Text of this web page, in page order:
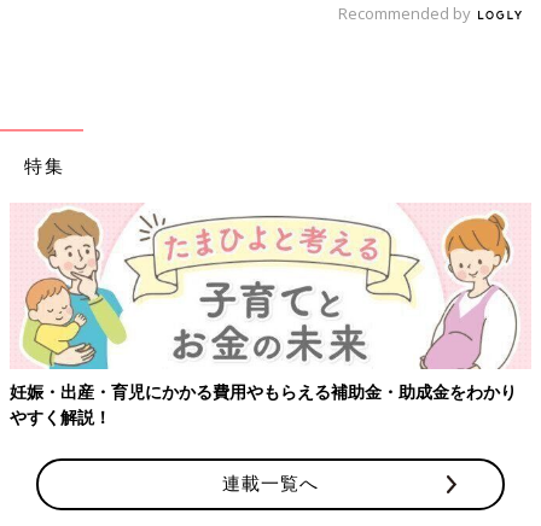
Recommended by
特集
妊娠・出産・育児にかかる費用やもらえる補助金・助成金をわかり
やすく解説！
連載一覧へ